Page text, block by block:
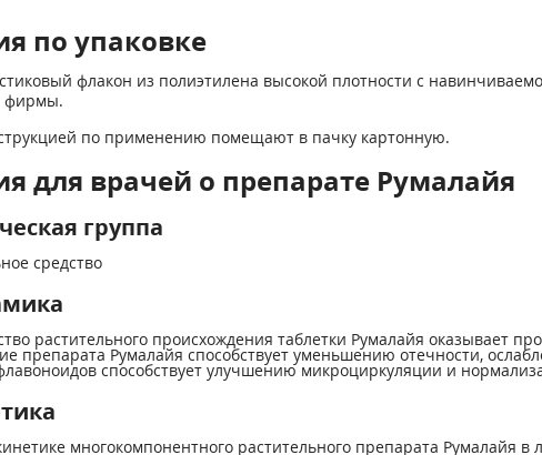
по упаковке
флакон из полиэтилена высокой плотности с
фирмы.
по применению помещают в пачку картонную.
для врачей о препарате Румалайя
группа
средство
растительного происхождения таблетки Румалайя оказывает
препарата Румалайя способствует уменьшению отечности,
способствует улучшению микроциркуляции и
многокомпонентного растительного препарата Румалайя в